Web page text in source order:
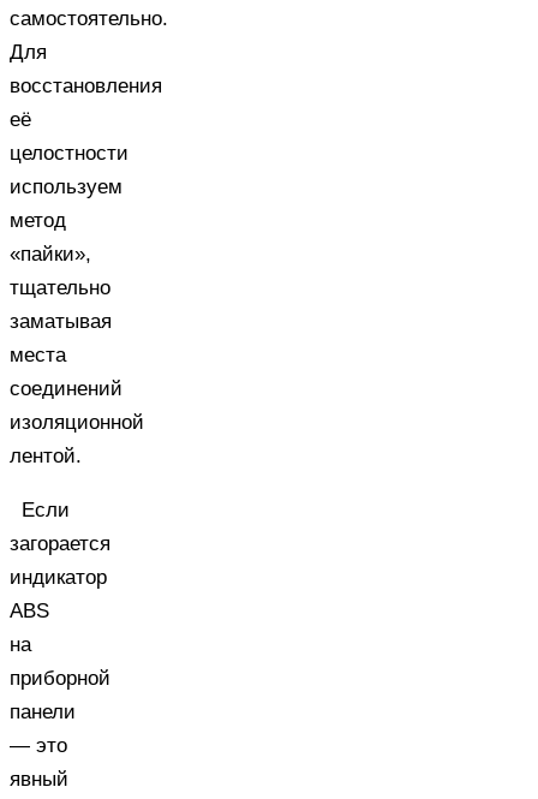
самостоятельно.
Для
восстановления
её
целостности
используем
метод
«пайки»,
тщательно
заматывая
места
соединений
изоляционной
лентой.
Если
загорается
индикатор
ABS
на
приборной
панели
— это
явный